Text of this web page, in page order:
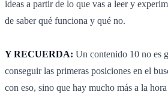
ideas a partir de lo que vas a leer y
de saber qué funciona y qué no.
Y RECUERDA: Un contenido 10 no es
conseguir las primeras posiciones en el
con eso, sino que hay mucho más a la